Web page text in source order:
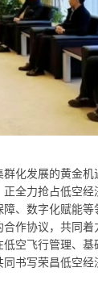
化发展的黄金
全力抢占低空
、数字化赋能
作协议，共同
空飞行管理、
书写荣昌低空经